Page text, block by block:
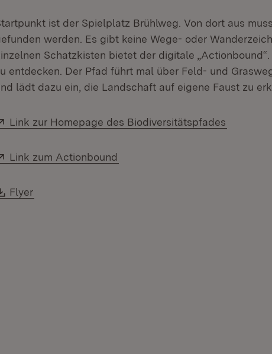
ist der Spielplatz Brühlweg. Von dort aus
werden. Es gibt keine Wege- oder
Schatzkisten bietet der digitale
entdecken. Der Pfad führt mal über Feld- und
lädt dazu ein, die Landschaft auf eigene Faust zu
Extern:
Link zur Homepage des Biodiversitätspfades
Extern:
Link zum Actionbound
Download:
Flyer